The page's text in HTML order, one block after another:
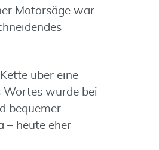
Motorsäge war
über eine
Wortes wurde bei
bequemer
– heute eher